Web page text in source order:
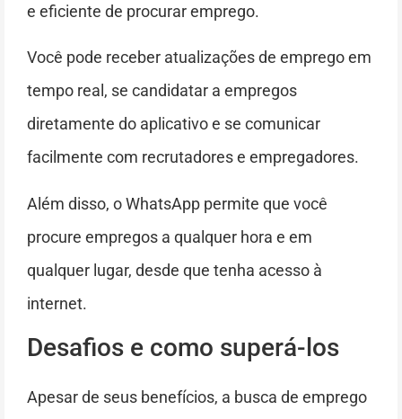
e eficiente de procurar emprego.
Você pode receber atualizações de emprego em
tempo real, se candidatar a empregos
diretamente do aplicativo e se comunicar
facilmente com recrutadores e empregadores.
Além disso, o WhatsApp permite que você
procure empregos a qualquer hora e em
qualquer lugar, desde que tenha acesso à
internet.
Desafios e como superá-los
Apesar de seus benefícios, a busca de emprego